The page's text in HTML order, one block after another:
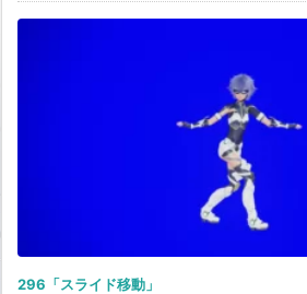
296「スライド移動」